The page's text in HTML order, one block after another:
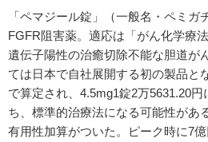
「ペマジール錠」（一般名・ペミガ
FGFR阻害薬。適応は「がん化学療
遺伝子陽性の治癒切除不能な胆道が
ては日本で自社展開する初の製品と
で算定され、4.5mg1錠2万5631.20
ち、標準的治療法になる可能性があ
有用性加算がついた。ピーク時に7億